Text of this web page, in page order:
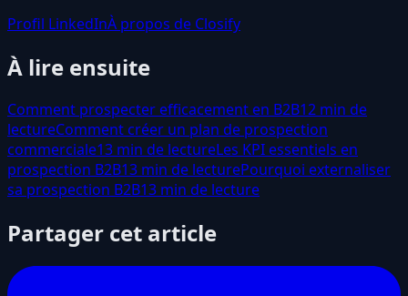
Profil LinkedInÀ propos de Closify
À lire ensuite
Comment prospecter efficacement en B2B12 min de
lectureComment créer un plan de prospection
commerciale13 min de lectureLes KPI essentiels en
prospection B2B13 min de lecturePourquoi externaliser
sa prospection B2B13 min de lecture
Partager cet article